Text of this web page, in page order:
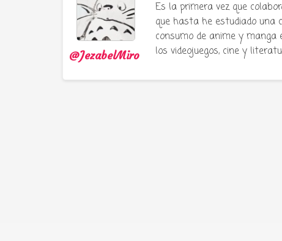
@JezabelMiro
Es la primera vez que
que hasta he estudiado una
consumo de anime y
los videojuegos, cine y